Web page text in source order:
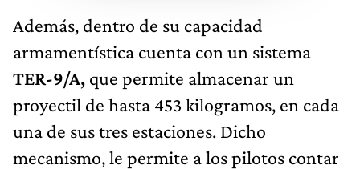
Además, dentro de su capacidad
armamentística cuenta con un sistema
TER-9/A, que permite almacenar un
proyectil de hasta 453 kilogramos, en cada
una de sus tres estaciones. Dicho
mecanismo, le permite a los pilotos contar